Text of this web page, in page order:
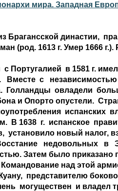
мира. Западная
Брагансской династии,
(род. 1613 г. Умер 1666 г.).
с Португалией  в 1581 г.
Вместе  с
Голландцы  овладели
и Опорто опустели.
испанских
В 1638  г.  испанское
установило новый налог,
недовольных   в
Затем было приказано
над этой
представителю
могуществен  и владел